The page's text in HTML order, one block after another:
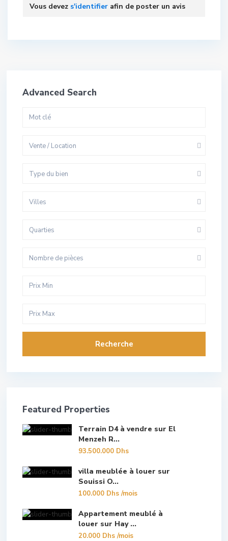
Vous devez s'identifier afin de poster un avis
Advanced Search
Vente / Location
Type du bien
Villes
Quarties
Nombre de pièces
Recherche
Featured Properties
Terrain D4 à vendre sur El
Menzeh R...
93.500.000 Dhs
villa meublée à louer sur
Souissi O...
100.000 Dhs/mois
Appartement meublé à
louer sur Hay ...
20.000 Dhs/mois